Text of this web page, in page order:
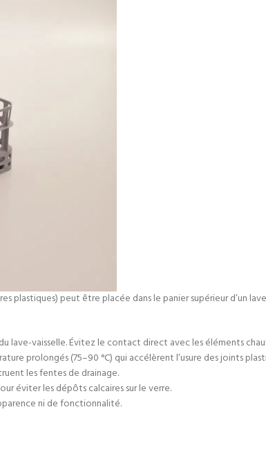
plastiques) peut être placée dans le panier supérieur d’un
lave-vaisselle. Évitez le contact direct avec les éléments
prolongés (75–90 °C) qui accélèrent l’usure des joints
les fentes de drainage.
éviter les dépôts calcaires sur le verre.
ni de fonctionnalité.